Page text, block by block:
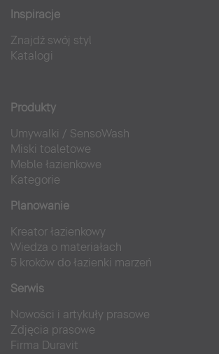
Inspiracje
Znajdź swój styl
Katalogi
Produkty
Umywalki / SensoWash
Miski toaletowe
Meble łazienkowe
Kategorie
Planowanie
Kreator łazienkowy
Wiedza o materiałach
5 kroków do łazienki marzeń
Serwis
Nowości i artykuły prasowe
Zdjęcia prasowe
Firma Duravit